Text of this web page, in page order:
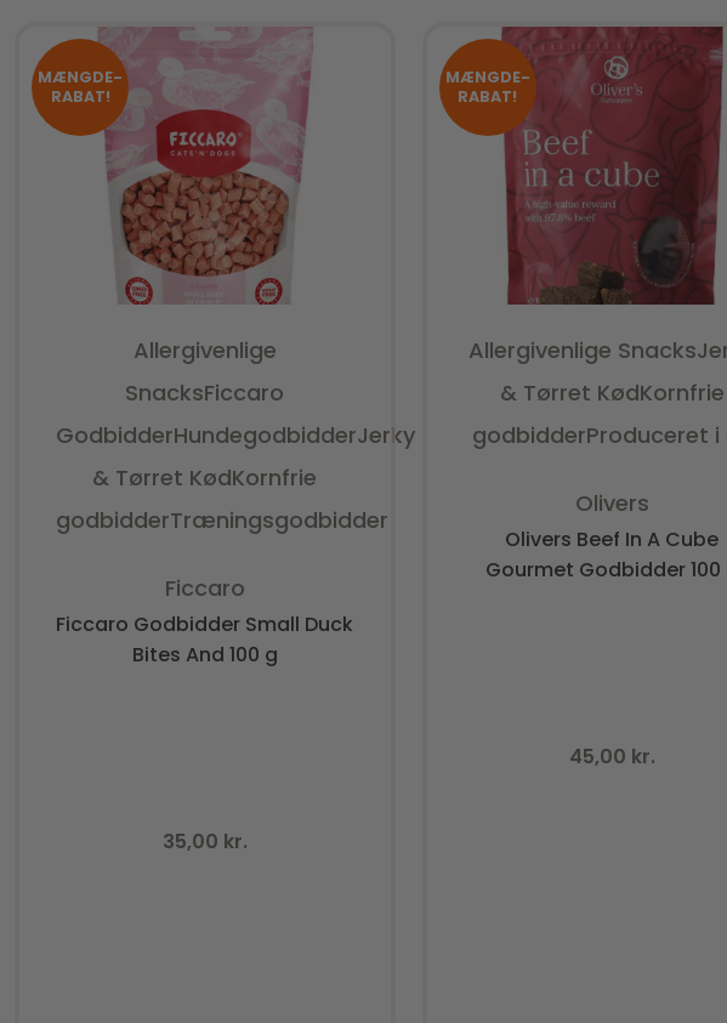
MÆNGDE-
RABAT!
Allergivenlige
SnacksFiccaro
GodbidderHundegodbidderJerky
& Tørret KødKornfrie
godbidderTræningsgodbidder
Ficcaro
Ficcaro Godbidder Small Duck
Bites And 100 g
35,00 kr.
MÆNGDE-
RABAT!
Allergivenlige Snacks
& Tørret KødKornfrie
godbidderProduceret i
Olivers
Olivers Beef In A Cube
Gourmet Godbidder 100
45,00 kr.